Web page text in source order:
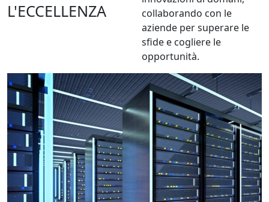
L'ECCELLENZA
collaborando con le
aziende per superare le
sfide e cogliere le
opportunità.